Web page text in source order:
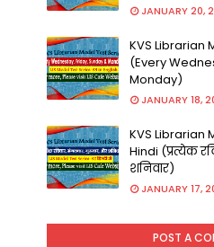
JANUARY 20,
KVS Librarian
(Every
Monday)
JANUARY 18,
KVS Librarian
Hindi (प्रत्येक
शनिवार)
JANUARY 17,
POST A